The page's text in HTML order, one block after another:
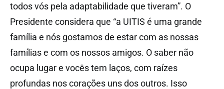
todos vós pela adaptabilidade que tiveram”. O
Presidente considera que “a UITIS é uma grande
família e nós gostamos de estar com as nossas
famílias e com os nossos amigos. O saber não
ocupa lugar e vocês tem laços, com raízes
profundas nos corações uns dos outros. Isso